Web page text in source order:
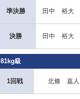
準決勝 田中 裕大
決勝 田中 裕大
81kg級
1回戦 北條 嘉人